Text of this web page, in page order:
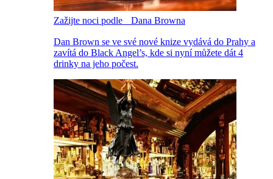
Zažijte noci podle Dana Browna
Dan Brown se ve své nové knize vydává do Prahy a
zavítá do Black Angel’s, kde si nyní můžete dát 4
drinky na jeho počest.